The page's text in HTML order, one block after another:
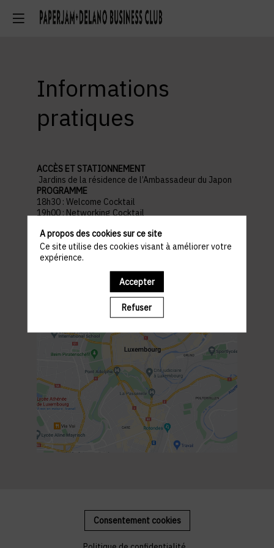
Informations
pratiques
ACCÈS ET STATIONNEMENT
Jardins de la résidence de l’Ambassadeur du Japon
PROGRAMME
18h30 : Welcome Cocktail
19h00 : Networking Cocktail
Consentement cookies
A propos des cookies sur ce site
Ce site utilise des cookies visant à améliorer votre
expérience.
Accepter
Refuser